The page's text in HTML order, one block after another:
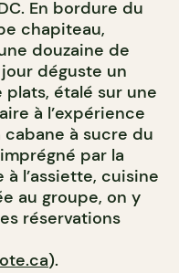
En bordure du
chapiteau,
douzaine de
déguste un
plats, étalé sur une
à l’expérience
à sucre du
par la
l’assiette, cuisine
au groupe, on y
réservations
).